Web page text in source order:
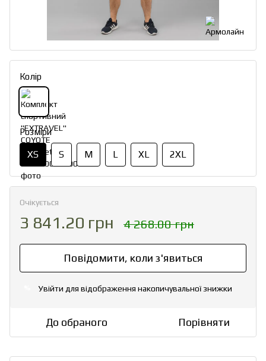
Колір
Розміри
XS S M L XL 2XL
Очікується
3 841.20 грн 4 268.00 грн
Повідомити, коли з'явиться
Увійти для відображення накопичувальної знижки
До обраного Порівняти